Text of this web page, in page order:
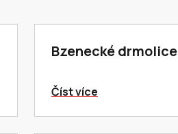
Bzenecké drmolice
Číst více